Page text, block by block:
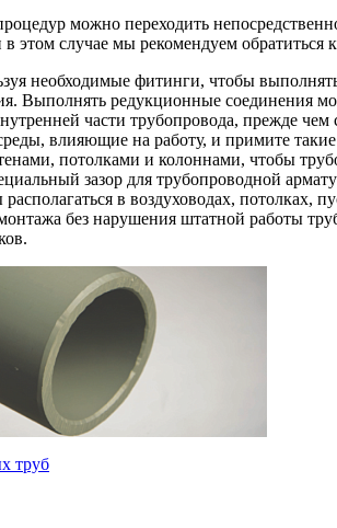
можно переходить
этом случае мы рекомендуем обратиться
необходимые фитинги, чтобы
Выполнять редукционные соединения
части трубопровода, прежде
влияющие на работу, и примите
потолками и колоннами, чтобы
зазор для трубопроводной
в воздуховодах, потолках,
без нарушения штатной
труб